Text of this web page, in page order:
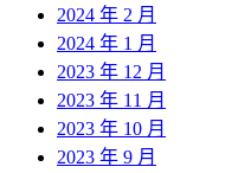
2024 年 2 月
2024 年 1 月
2023 年 12 月
2023 年 11 月
2023 年 10 月
2023 年 9 月